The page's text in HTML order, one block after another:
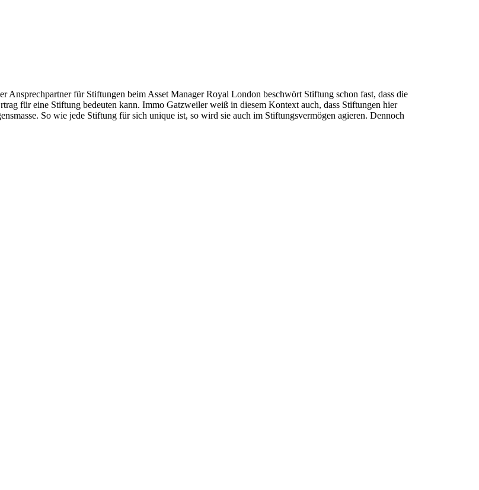
für Stiftungen beim Asset Manager Royal London beschwört Stiftung schon fast, dass die
für eine Stiftung bedeuten kann. Immo Gatzweiler weiß in diesem Kontext auch, dass Stiftungen hier
So wie jede Stiftung für sich unique ist, so wird sie auch im Stiftungsvermögen agieren. Dennoch